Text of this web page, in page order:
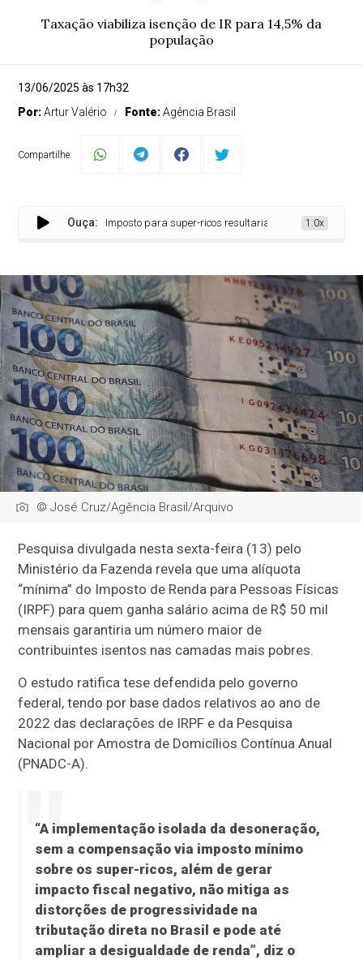
Taxação viabiliza isenção de IR para 14,5% da
população
13/06/2025 às 17h32
Por:Artur Valério Fonte:Agência Brasil
Compartilhe:
Ouça:Imposto para super-ricos resultaria em justiça social, diz
1.0x
© José Cruz/Agência Brasil/Arquivo
Pesquisa divulgada nesta sexta-feira (13) pelo
Ministério da Fazenda revela que uma alíquota
“mínima” do Imposto de Renda para Pessoas Físicas
(IRPF) para quem ganha salário acima de R$ 50 mil
mensais garantiria um número maior de
contribuintes isentos nas camadas mais pobres.
O estudo ratifica tese defendida pelo governo
federal, tendo por base dados relativos ao ano de
2022 das declarações de IRPF e da Pesquisa
Nacional por Amostra de Domicílios Contínua Anual
(PNADC-A).
“A implementação isolada da desoneração,
sem a compensação via imposto mínimo
sobre os super-ricos, além de gerar
impacto fiscal negativo, não mitiga as
distorções de progressividade na
tributação direta no Brasil e pode até
ampliar a desigualdade de renda”, diz o